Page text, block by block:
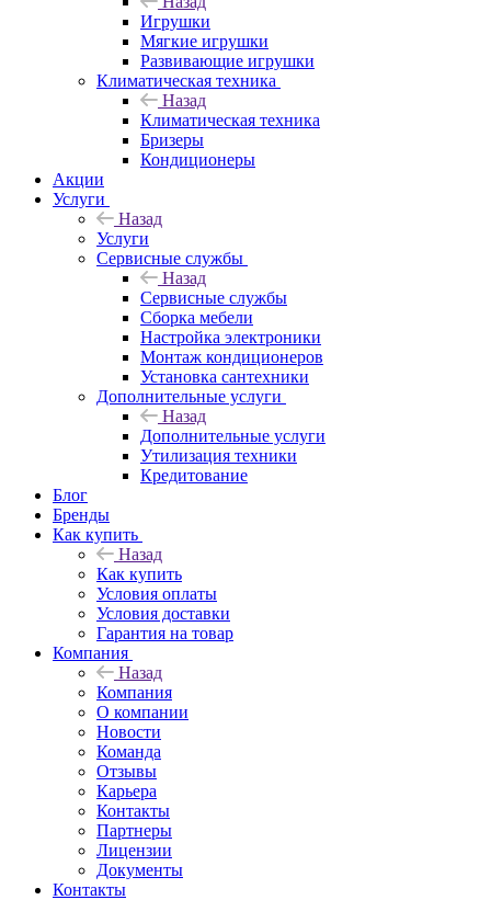
Игрушки
Мягкие игрушки
Развивающие игрушки
Климатическая техника
Назад
Климатическая техника
Бризеры
Кондиционеры
Акции
Услуги
Назад
Услуги
Сервисные службы
Назад
Сервисные службы
Сборка мебели
Настройка электроники
Монтаж кондиционеров
Установка сантехники
Дополнительные услуги
Назад
Дополнительные услуги
Утилизация техники
Кредитование
Блог
Бренды
Как купить
Назад
Как купить
Условия оплаты
Условия доставки
Гарантия на товар
Компания
Назад
Компания
О компании
Новости
Команда
Отзывы
Карьера
Контакты
Партнеры
Лицензии
Документы
Контакты